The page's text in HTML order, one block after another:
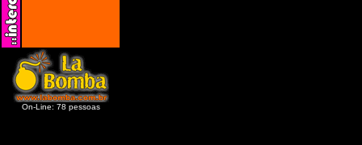
On-Line: 78 pessoas